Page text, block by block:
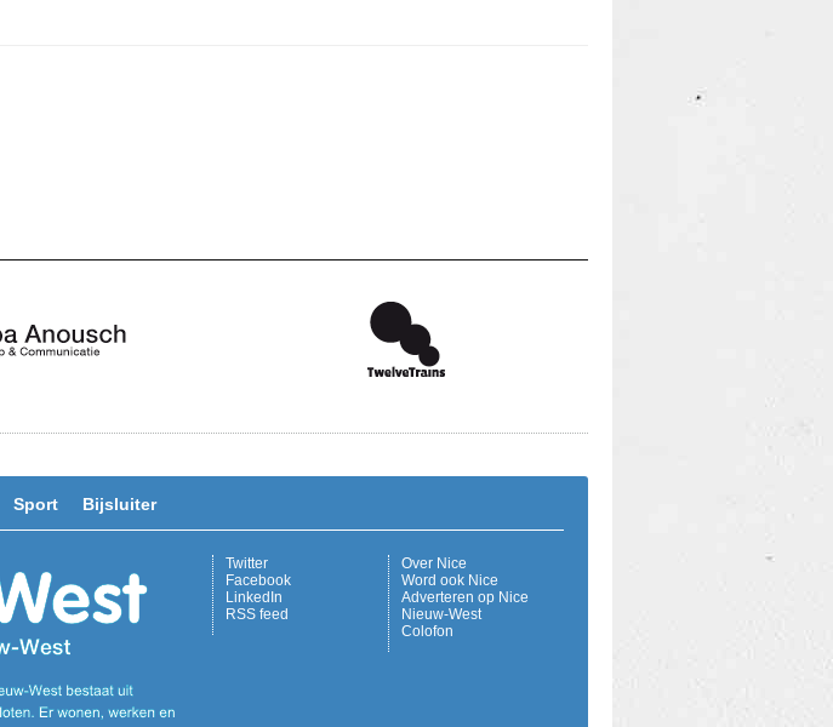
Sport Bijsluiter
Over Nice
Word ook Nice
Adverteren op Nice
Nieuw-West
Colofon
Twitter
Facebook
LinkedIn
RSS feed